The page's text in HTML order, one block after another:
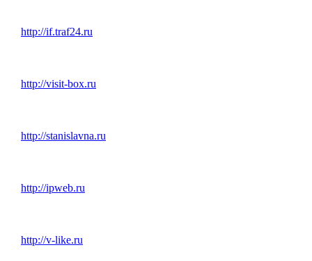
http://if.traf24.ru
http://visit-box.ru
http://stanislavna.ru
http://ipweb.ru
http://v-like.ru